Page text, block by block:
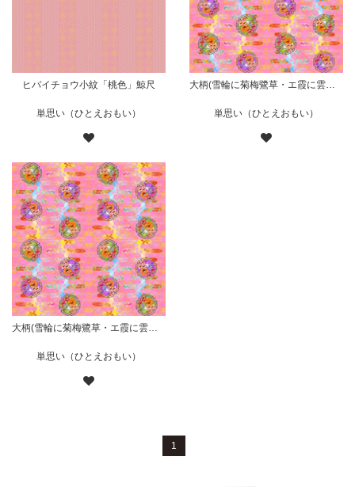
ヒバイチョウ小紋「桃色」鯨尺
単思い（ひとえおもい）
大柄(雪輪に菊梅鷺草・エ霞に雲錦)七宝小紋地柄/桃/B
単思い（ひとえおもい）
大柄(雪輪に菊梅鷺草・エ霞に雲錦)七宝小紋地柄/桃/A
単思い（ひとえおもい）
1